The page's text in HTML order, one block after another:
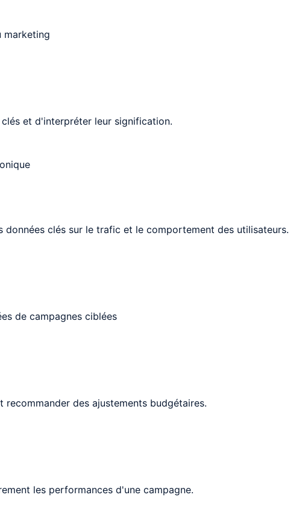
marketing
et d'interpréter leur signification.
clés sur le trafic et le comportement des utilisateurs.
de campagnes ciblées
des ajustements budgétaires.
les performances d'une campagne.